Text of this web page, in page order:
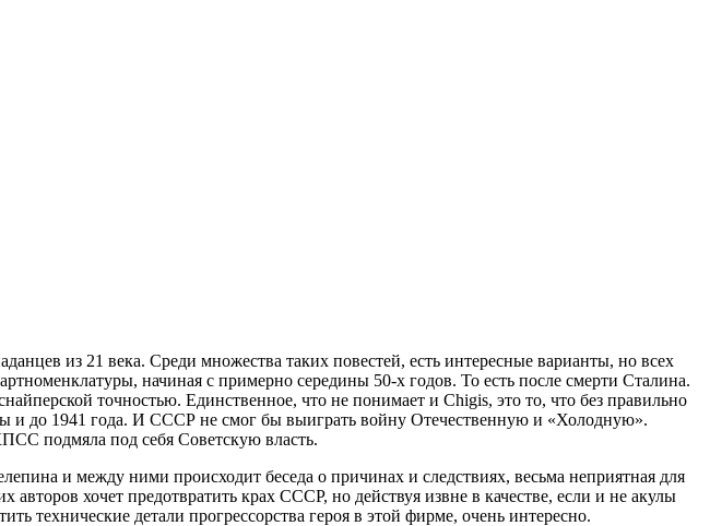
из 21 века. Среди множества таких повестей, есть интересные варианты, но всех
начиная с примерно середины 50-х годов. То есть после смерти Сталина.
точностью. Единственное, что не понимает и Chigis, это то, что без правильно
и до 1941 года. И СССР не смог бы выиграть войну Отечественную и «Холодную».
подмяла под себя Советскую власть.
и между ними происходит беседа о причинах и следствиях, весьма неприятная для
хочет предотвратить крах СССР, но действуя извне в качестве, если и не акулы
технические детали прогрессорства героя в этой фирме, очень интересно.